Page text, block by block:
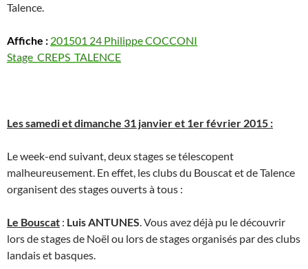
Talence.
Affiche : 201501 24 Philippe COCCONI
Stage_CREPS_TALENCE
Les samedi et dimanche 31 janvier et 1er février 2015 :
Le week-end suivant, deux stages se télescopent
malheureusement. En effet, les clubs du Bouscat et de Talence
organisent des stages ouverts à tous :
Le Bouscat : Luis ANTUNES. Vous avez déjà pu le découvrir
lors de stages de Noël ou lors de stages organisés par des clubs
landais et basques.